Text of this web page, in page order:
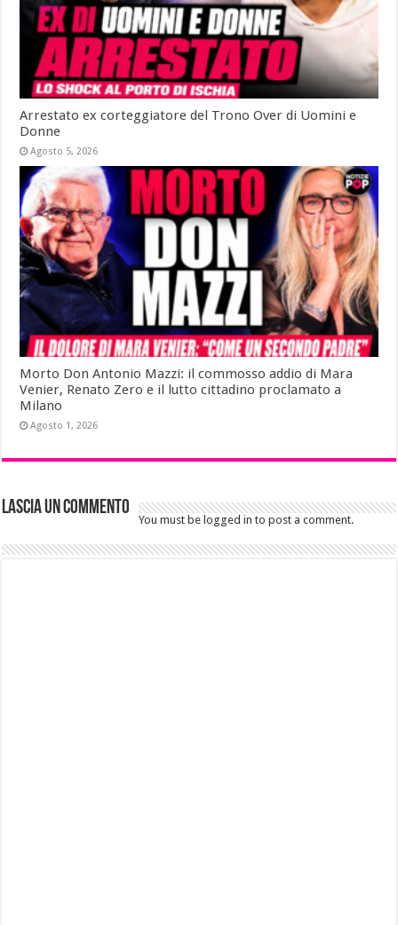
Arrestato ex corteggiatore del Trono Over di Uomini e
Donne
Agosto 5, 2026
Morto Don Antonio Mazzi: il commosso addio di Mara
Venier, Renato Zero e il lutto cittadino proclamato a
Milano
Agosto 1, 2026
Lascia un commento
You must be logged in to post a comment.